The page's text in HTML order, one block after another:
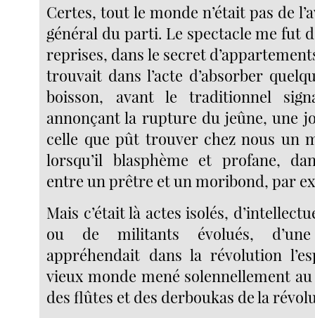
Certes, tout le monde n’était pas de
général du parti. Le spectacle me fut
reprises, dans le secret
trouvait dans l’acte d’absorber
boisson, avant le traditionnel
annonçant la rupture du jeûne, une
celle que pût trouver chez nous un
lorsqu’il blasphème et profane,
entre un prêtre et un moribond, par
Mais c’était là actes isolés,
ou de militants évolués,
appréhendait dans la révolution
vieux monde mené solennellement
des flûtes et des derboukas de la